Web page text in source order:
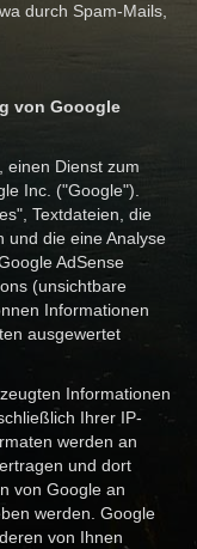
durch Spam-Mails,
von Gooogle
einen Dienst zum
Inc. ("Google").
Textdateien, die
und die eine Analyse
AdSense
(unsichtbare
Informationen
ausgewertet
Informationen
Ihrer IP-
werden an
und dort
von Google an
werden. Google
von Ihnen